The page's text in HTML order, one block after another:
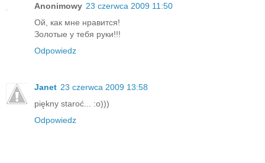
Anonimowy 23 czerwca 2009 11:50
Ой, как мне нравится!
Золотые у тебя руки!!!
Odpowiedz
Janet 23 czerwca 2009 13:58
piękny staroć... :o)))
Odpowiedz